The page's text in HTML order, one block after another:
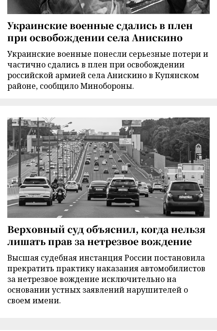
Украинские военные сдались в плен
при освобождении села Анискино
Украинские военные понесли серьезные потери и
частично сдались в плен при освобождении
российской армией села Анискино в Купянском
районе, сообщило Минобороны.
Верховный суд объяснил, когда нельзя
лишать прав за нетрезвое вождение
Высшая судебная инстанция России постановила
прекратить практику наказания автомобилистов
за нетрезвое вождение исключительно на
основании устных заявлений нарушителей о
своем имени.